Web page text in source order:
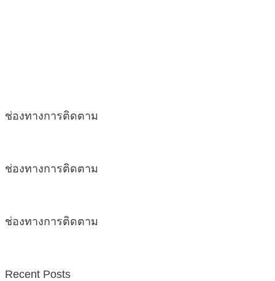
ช่องทางการติดตาม
ช่องทางการติดตาม
ช่องทางการติดตาม
Recent Posts